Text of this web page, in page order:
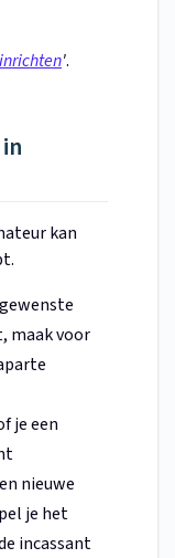
'.
kan
maak voor
je een
nieuwe
je het
incassant